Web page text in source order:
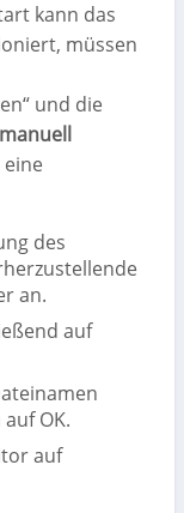
kann das
müssen
und die
manuell
des
an.
auf
OK.
auf